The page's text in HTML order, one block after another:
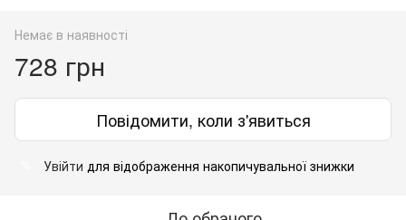
Немає в наявності
728 грн
Повідомити, коли з'явиться
Увійти для відображення накопичувальної знижки